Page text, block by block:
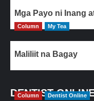
Mga Payo ni Inang
Column My Tea
Maliliit na Bagay
DENTIST
Column Dentist Online